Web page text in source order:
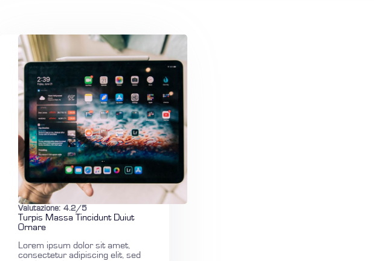
Valutazione: 4.2/5
Turpis Massa Tincidunt Duiut
Ornare
Lorem ipsum dolor sit amet,
consectetur adipiscing elit, sed